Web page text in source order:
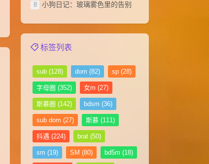
小狗日记：玻璃雾色里的告别
标签列表
sub (128) dom (82) sp (28)
字母圈 (352) 女m (27)
斯慕圈 (142) bdsm (36)
sub dom (27) 斯慕 (111)
抖遇 (224) brat (50)
sm (19) SM (80) bd5m (18)